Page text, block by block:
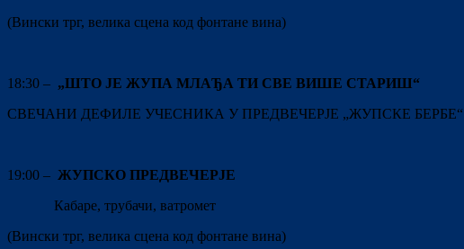
(Вински трг, велика сцена код фонтане вина)
18:30 – „ШТО ЈЕ ЖУПА МЛАЂА ТИ СВЕ ВИШЕ СТАРИШ“
СВЕЧАНИ ДЕФИЛЕ УЧЕСНИКА У ПРЕДВЕЧЕРЈЕ „ЖУПСКЕ БЕРБЕ“
19:00 – ЖУПСКО ПРЕДВЕЧЕРЈЕ
Кабаре, трубачи, ватромет
(Вински трг, велика сцена код фонтане вина)